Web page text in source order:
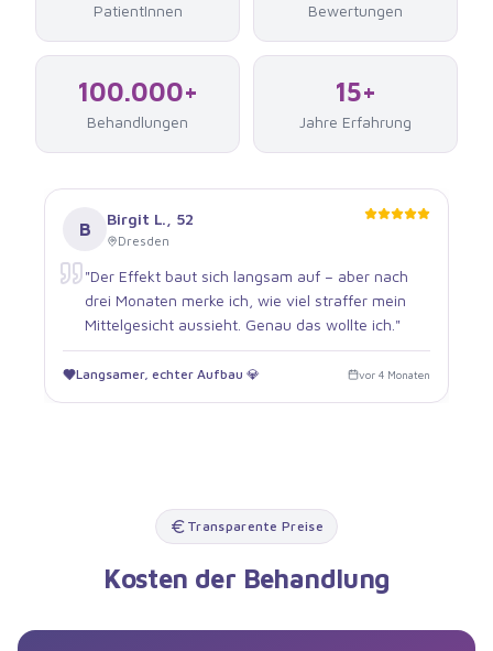
PatientInnen
Bewertungen
100.000+
Behandlungen
15+
Jahre Erfahrung
B Birgit L. 52
Dresden
"Der Effekt baut sich langsam auf – aber nach
drei Monaten merke ich, wie viel straffer mein
Mittelgesicht aussieht. Genau das wollte ich. "
Langsamer, echter Aufbau 💎 vor 4 Monaten
Transparente Preise
Kosten der Behandlung